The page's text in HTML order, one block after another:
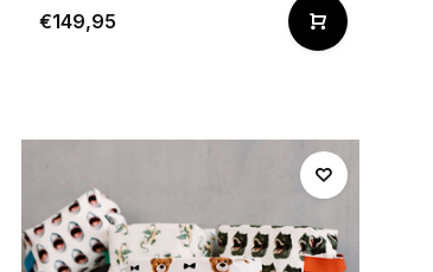
€149,95